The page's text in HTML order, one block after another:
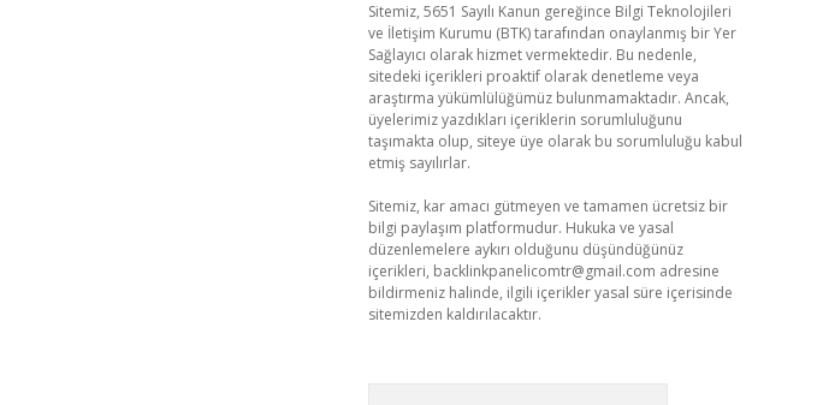
Sitemiz, 5651 Sayılı Kanun gereğince Bilgi Teknolojileri
ve İletişim Kurumu (BTK) tarafından onaylanmış bir Yer
Sağlayıcı olarak hizmet vermektedir. Bu nedenle,
sitedeki içerikleri proaktif olarak denetleme veya
araştırma yükümlülüğümüz bulunmamaktadır. Ancak,
üyelerimiz yazdıkları içeriklerin sorumluluğunu
taşımakta olup, siteye üye olarak bu sorumluluğu kabul
etmiş sayılırlar.
Sitemiz, kar amacı gütmeyen ve tamamen ücretsiz bir
bilgi paylaşım platformudur. Hukuka ve yasal
düzenlemelere aykırı olduğunu düşündüğünüz
içerikleri, backlinkpanelicomtr@gmail.com adresine
bildirmeniz halinde, ilgili içerikler yasal süre içerisinde
sitemizden kaldırılacaktır.